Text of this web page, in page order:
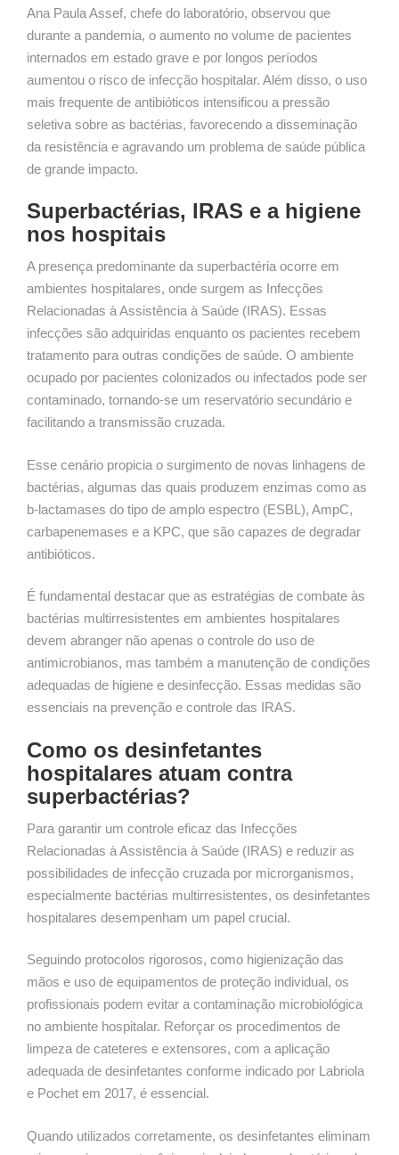
Ana Paula Assef, chefe do laboratório, observou que
durante a pandemia, o aumento no volume de pacientes
internados em estado grave e por longos períodos
aumentou o risco de infecção hospitalar. Além disso, o uso
mais frequente de antibióticos intensificou a pressão
seletiva sobre as bactérias, favorecendo a disseminação
da resistência e agravando um problema de saúde pública
de grande impacto.
Superbactérias, IRAS e a higiene
nos hospitais
A presença predominante da superbactéria ocorre em
ambientes hospitalares, onde surgem as Infecções
Relacionadas à Assistência à Saúde (IRAS). Essas
infecções são adquiridas enquanto os pacientes recebem
tratamento para outras condições de saúde. O ambiente
ocupado por pacientes colonizados ou infectados pode ser
contaminado, tornando-se um reservatório secundário e
facilitando a transmissão cruzada.
Esse cenário propicia o surgimento de novas linhagens de
bactérias, algumas das quais produzem enzimas como as
b-lactamases do tipo de amplo espectro (ESBL), AmpC,
carbapenemases e a KPC, que são capazes de degradar
antibióticos.
É fundamental destacar que as estratégias de combate às
bactérias multirresistentes em ambientes hospitalares
devem abranger não apenas o controle do uso de
antimicrobianos, mas também a manutenção de condições
adequadas de higiene e desinfecção. Essas medidas são
essenciais na prevenção e controle das IRAS.
Como os desinfetantes
hospitalares atuam contra
superbactérias?
Para garantir um controle eficaz das Infecções
Relacionadas à Assistência à Saúde (IRAS) e reduzir as
possibilidades de infecção cruzada por microrganismos,
especialmente bactérias multirresistentes, os desinfetantes
hospitalares desempenham um papel crucial.
Seguindo protocolos rigorosos, como higienização das
mãos e uso de equipamentos de proteção individual, os
profissionais podem evitar a contaminação microbiológica
no ambiente hospitalar. Reforçar os procedimentos de
limpeza de cateteres e extensores, com a aplicação
adequada de desinfetantes conforme indicado por Labriola
e Pochet em 2017, é essencial.
Quando utilizados corretamente, os desinfetantes eliminam